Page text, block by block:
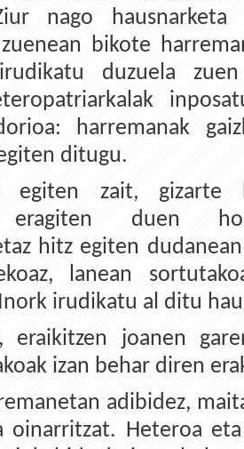
nago hausnarketa
bikote
duzuela
harremanak
ditugu.
egiten zait, gizarte
eragiten duen
hitz egiten
lanean
irudikatu al ditu
eraikitzen joanen
izan behar diren
adibidez,
oinarritzat. Heteroa